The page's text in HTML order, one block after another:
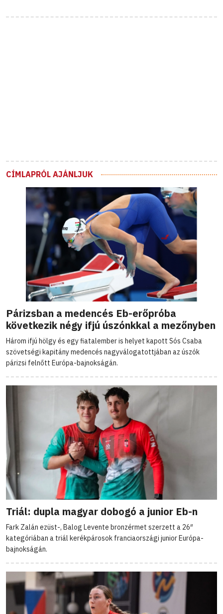
CÍMLAPRÓL AJÁNLJUK
Párizsban a medencés Eb-erőpróba
következik négy ifjú úszónkkal a mezőnyben
Három ifjú hölgy és egy fiatalember is helyet kapott Sós Csaba
szövetségi kapitány medencés nagyválogatottjában az úszók
párizsi felnőtt Európa-bajnokságán.
Triál: dupla magyar dobogó a junior Eb-n
Fark Zalán ezüst-, Balog Levente bronzérmet szerzett a 26″
kategóriában a triál kerékpárosok franciaországi junior Európa-
bajnokságán.